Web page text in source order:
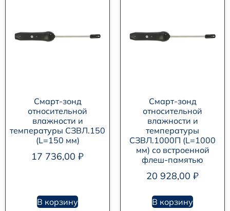
Смарт-зонд
относительной
влажности и
температуры СЗВЛ.150
(L=150 мм)
17 736,00 ₽
В корзину
Смарт-зонд
относительной
влажности и
температуры
СЗВЛ.1000П (L=1000
мм) со встроенной
флеш-памятью
20 928,00 ₽
В корзину